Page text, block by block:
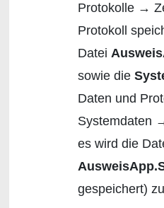
Protokolle →
Protokoll
Datei
sowie die
Daten und
Systemdaten
es wird die
gespeichert)